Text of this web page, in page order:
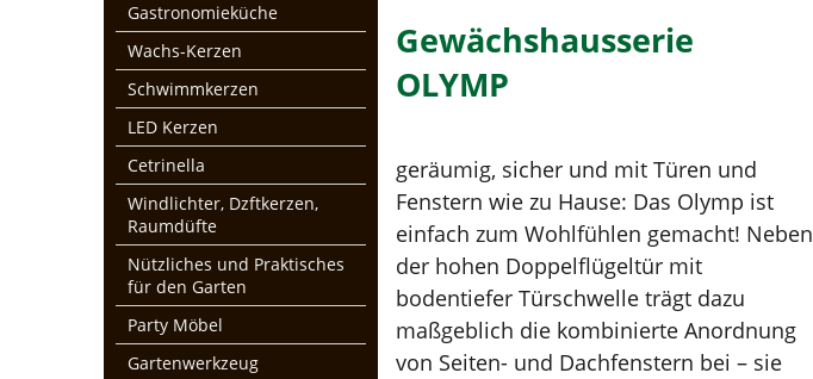
Gastronomieküche
Wachs-Kerzen
Schwimmkerzen
LED Kerzen
Cetrinella
Windlichter, Dzftkerzen,
Raumdüfte
Nützliches und Praktisches
für den Garten
Party Möbel
Gartenwerkzeug
Gewächshausserie
OLYMP
geräumig, sicher und mit Türen und
Fenstern wie zu Hause: Das Olymp ist
einfach zum Wohlfühlen gemacht! Neben
der hohen Doppelflügeltür mit
bodentiefer Türschwelle trägt dazu
maßgeblich die kombinierte Anordnung
von Seiten- und Dachfenstern bei – sie